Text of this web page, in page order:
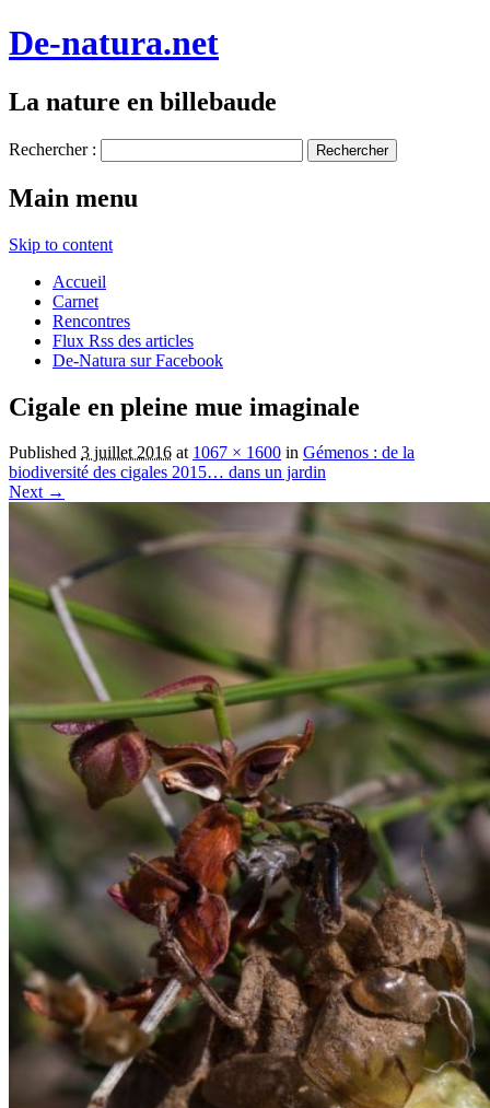
De-natura.net
La nature en billebaude
Rechercher :
Main menu
Skip to content
Accueil
Carnet
Rencontres
Flux Rss des articles
De-Natura sur Facebook
Cigale en pleine mue imaginale
Published 3 juillet 2016 at 1067 × 1600 in Gémenos : de la
biodiversité des cigales 2015… dans un jardin
Next →